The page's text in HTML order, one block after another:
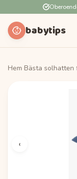
babytips
Hem Bästa solhatten
‹